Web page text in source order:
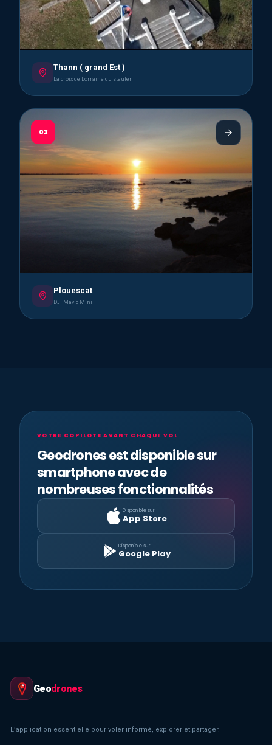
Thann ( grand Est )
La croix de Lorraine du staufen
03
Plouescat
DJI Mavic Mini
VOTRE COPILOTE AVANT CHAQUE VOL
Geodrones est disponible sur
smartphone avec de
nombreuses fonctionnalités
Disponible sur
App Store
Disponible sur
Google Play
Geodrones
L’application essentielle pour voler informé, explorer et partager.